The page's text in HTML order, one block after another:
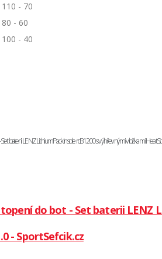
110 - 70
80 - 60
100 - 40
Set baterii LENZ LithiumPack Insole rcB 1200 s výhřevnými vložkami
do bot - Set baterii LENZ
- SportSefcik.cz